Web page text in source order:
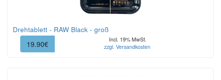
Drehtablett - RAW Black - groß
19.90€
Incl. 19% MwSt.
zzgl. Versandkosten